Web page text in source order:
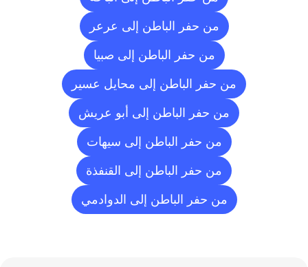
من حفر الباطن إلى عرعر
من حفر الباطن إلى صبيا
من حفر الباطن إلى محايل عسير
من حفر الباطن إلى أبو عريش
من حفر الباطن إلى سيهات
من حفر الباطن إلى القنفذة
من حفر الباطن إلى الدوادمي